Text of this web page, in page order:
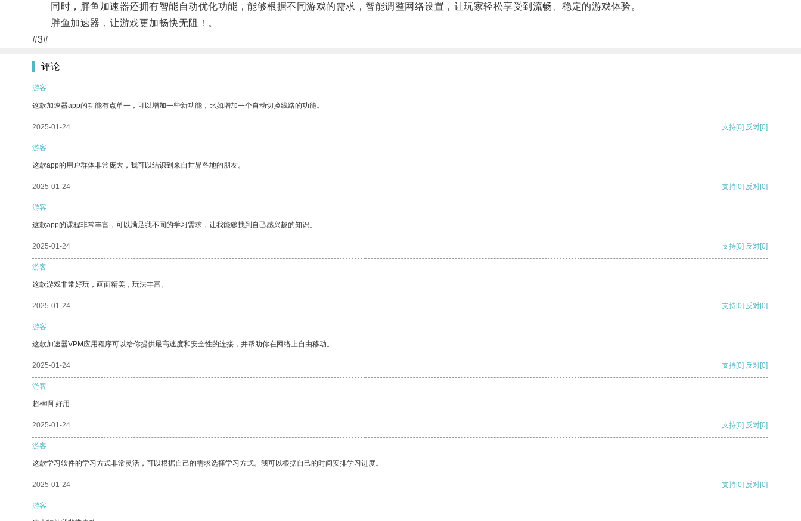
同时，胖鱼加速器还拥有智能自动优化功能，能够根据不同游戏的需求，智能调整网络设置，让玩家轻松享受到流畅、稳定的游戏体验。
胖鱼加速器，让游戏更加畅快无阻！。
#3#
评论
游客
这款加速器app的功能有点单一，可以增加一些新功能，比如增加一个自动切换线路的功能。
2025-01-24 支持[0] 反对[0]
游客
这款app的用户群体非常庞大，我可以结识到来自世界各地的朋友。
2025-01-24 支持[0] 反对[0]
游客
这款app的课程非常丰富，可以满足我不同的学习需求，让我能够找到自己感兴趣的知识。
2025-01-24 支持[0] 反对[0]
游客
这款游戏非常好玩，画面精美，玩法丰富。
2025-01-24 支持[0] 反对[0]
游客
这款加速器VPM应用程序可以给你提供最高速度和安全性的连接，并帮助你在网络上自由移动。
2025-01-24 支持[0] 反对[0]
游客
超棒啊 好用
2025-01-24 支持[0] 反对[0]
游客
这款学习软件的学习方式非常灵活，可以根据自己的需求选择学习方式。我可以根据自己的时间安排学习进度。
2025-01-24 支持[0] 反对[0]
游客